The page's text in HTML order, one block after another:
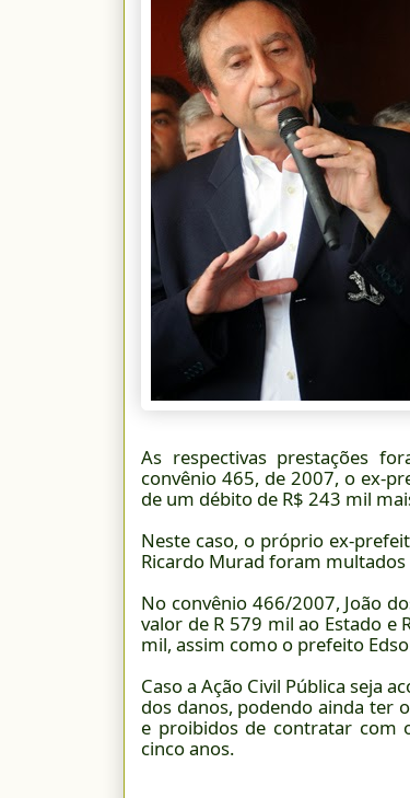
As respectivas prestações
convênio 465, de 2007, o ex-
de um débito de R$ 243 mil
Neste caso, o próprio ex-
Ricardo Murad foram
No convênio 466/2007, João
valor de R 579 mil ao Estado e
mil, assim como o prefeito
Caso a Ação Civil Pública seja
dos danos, podendo ainda ter
e proibidos de contratar com
cinco anos.